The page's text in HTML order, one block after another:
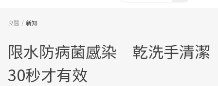
良醫 新知
限水防病菌感染 乾洗手清潔
30秒才有效